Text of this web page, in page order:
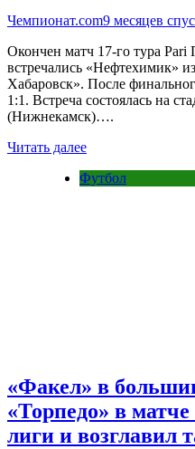
Чемпионат.com9 месяцев
Окончен матч 17-го тура
встречались «Нефтехимик»
Хабаровск». После
1:1. Встреча состоялась на
(Нижнекамск)….
Читать далее
Футбол
«Факел» в
«Торпедо» в
лиги и возглавил